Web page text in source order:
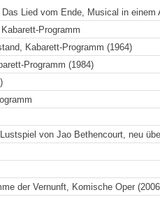
Lied vom Ende, Musical in einem
Programm
Kabarett-Programm (1964)
Programm (1984)
von Jao Bethencourt, neu
der Vernunft, Komische Oper